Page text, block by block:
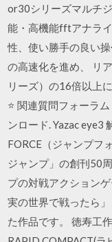
or30シリーズマルチ
能・高機能fftアナラ
性、使い勝手の良い
の高速化を進め、 リ
リーズ）の16倍以上
⭐ 関連質問フォーラ
ンロード. Yazac eye3
FORCE（ジャンプフ
ジャンプ」の創刊50
プの対戦アクション
実の世界で戦ったら
た作品です。 徳寿工